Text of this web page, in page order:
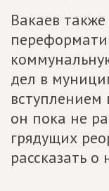
Вакаев
дел в
он пока не
грядущих
рассказать о